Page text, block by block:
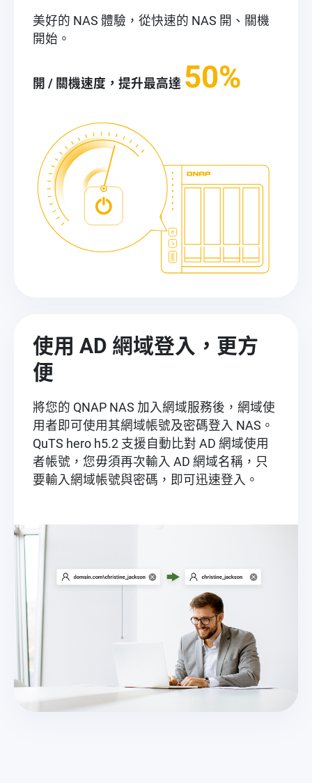
美好的 NAS 體驗，從快速的 NAS 開、關機
開始。
開 / 關機速度，提升最高達 50%
使用 AD 網域登入，更方
便
將您的 QNAP NAS 加入網域服務後，網域使
用者即可使用其網域帳號及密碼登入 NAS。
QuTS hero h5.2 支援自動比對 AD 網域使用
者帳號，您毋須再次輸入 AD 網域名稱，只
要輸入網域帳號與密碼，即可迅速登入。